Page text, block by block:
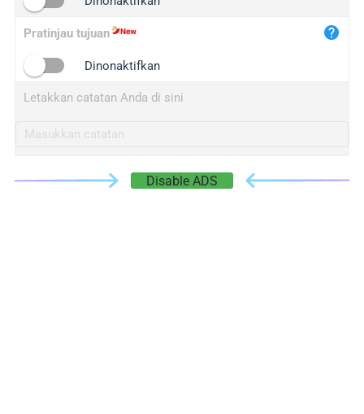
Pratinjau tujuan
Dinonaktifkan
Letakkan catatan Anda di sini
Disable ADS